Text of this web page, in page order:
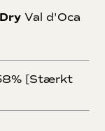
Val d'Oca
[Stærkt